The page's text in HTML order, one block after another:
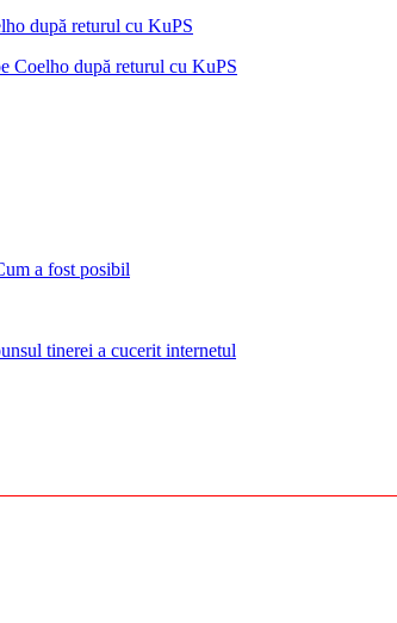
Coelho după returul cu KuPS
a fost posibil
tinerei a cucerit internetul